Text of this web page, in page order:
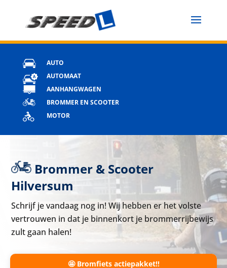
AUTO
AUTOMAAT
AANHANGWAGEN
BROMMER EN SCOOTER
MOTOR
Brommer & Scooter
Hilversum
Schrijf je vandaag nog in! Wij hebben er het volste
vertrouwen in dat je binnenkort je brommerrijbewijs
zult gaan halen!
🤩 Bromfiets actiepakket!!